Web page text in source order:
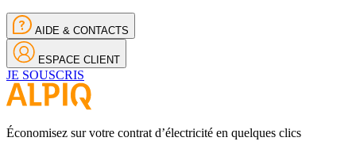
AIDE & CONTACTS
ESPACE CLIENT
JE SOUSCRIS
Économisez sur votre contrat d’électricité en quelques clics